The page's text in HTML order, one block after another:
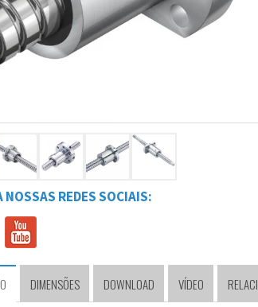
NOSSAS REDES SOCIAIS:
DIMENSÕES DOWNLOAD VÍDEO